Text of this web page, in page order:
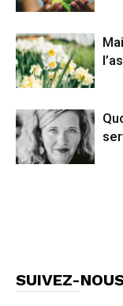
SUIVEZ-